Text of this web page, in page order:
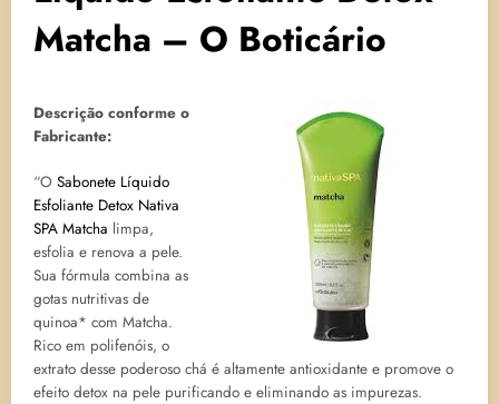
Matcha – O Boticário
Descrição conforme o
Fabricante:
“O Sabonete Líquido
Esfoliante Detox Nativa
SPA Matcha limpa,
esfolia e renova a pele.
Sua fórmula combina as
gotas nutritivas de
quinoa* com Matcha.
Rico em polifenóis, o
extrato desse poderoso chá é altamente antioxidante e promove o
efeito detox na pele purificando e eliminando as impurezas.